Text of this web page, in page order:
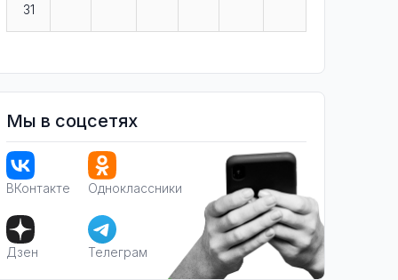
31
Мы в соцсетях
ВКонтакте Одноклассники
Дзен Телеграм